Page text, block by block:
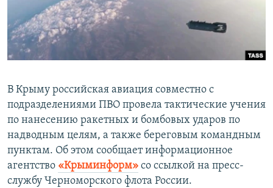
ПОБЕДИТЕЛЕЙ НЕ СУДЯТ?
КРЫМ.НЕПОКОРЕННЫЙ
ELIFBE
ПРИСОЕДИНЯЙТЕСЬ!
Все сайты RFE/RL
В Крыму российская авиация совместно с
подразделениями ПВО провела тактические учения
по нанесению ракетных и бомбовых ударов по
надводным целям, а также береговым командным
пунктам. Об этом сообщает информационное
агентство «Крыминформ» со ссылкой на пресс-
службу Черноморского флота России.